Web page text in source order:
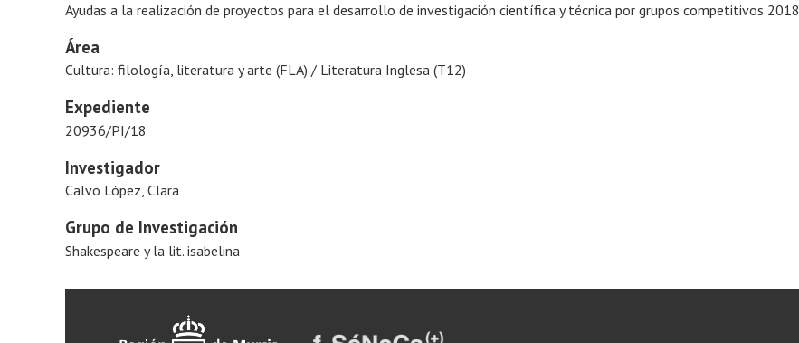
Ayudas a la realización de proyectos para el desarrollo de investigación científica y técnica por grupos competitivos 2018
Área
Cultura: filología, literatura y arte (FLA) / Literatura Inglesa (T12)
Expediente
20936/PI/18
Investigador
Calvo López, Clara
Grupo de Investigación
Shakespeare y la lit. isabelina